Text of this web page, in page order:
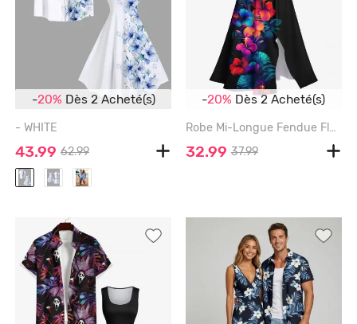
-20% Dès 2 Acheté(s)
- WHITE
43.99 62.99
-20% Dès 2 Acheté(s)
Robe Mi-Longue Fendue Fleur D'Hibiscus et Feuille Tropicale Imprimées de Grande Taille - BLACK - 3X
32.99 37.99